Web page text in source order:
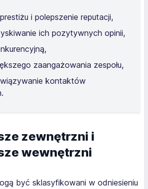
i polepszenie reputacji,
ich pozytywnych opinii,
zaangażowania zespołu,
kontaktów
zewnętrzni i
wewnętrzni
być sklasyfikowani w odniesieniu